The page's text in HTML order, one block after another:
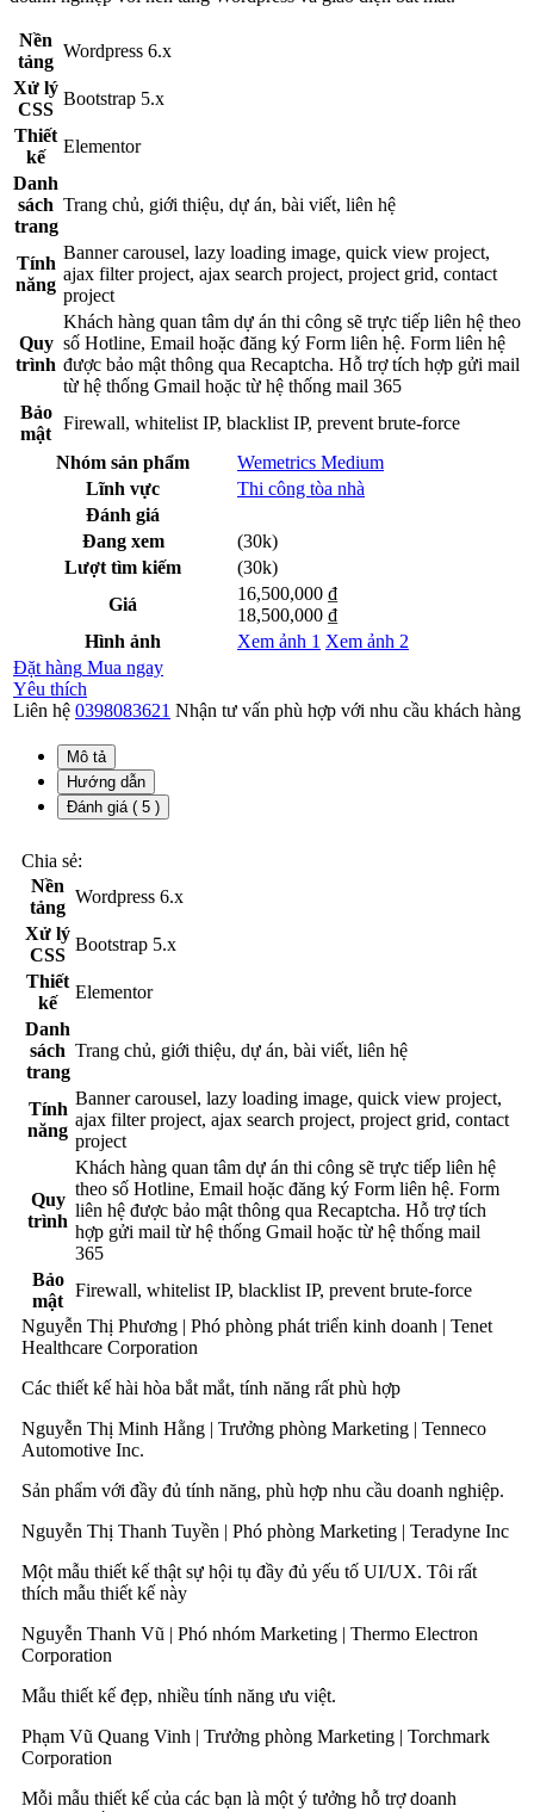
Nền
tảng
Wordpress 6.x
Xử lý
CSS
Bootstrap 5.x
Thiết
kế
Elementor
Danh
sách
trang
Trang chủ, giới thiệu, dự án, bài viết, liên hệ
Tính
năng
Banner carousel, lazy loading image, quick view project,
ajax filter project, ajax search project, project grid, contact
project
Quy
trình
Khách hàng quan tâm dự án thi công sẽ trực tiếp liên hệ theo
số Hotline, Email hoặc đăng ký Form liên hệ. Form liên hệ
được bảo mật thông qua Recaptcha. Hỗ trợ tích hợp gửi mail
từ hệ thống Gmail hoặc từ hệ thống mail 365
Bảo
mật
Firewall, whitelist IP, blacklist IP, prevent brute-force
Nhóm sản phẩm
Wemetrics Medium
Lĩnh vực
Thi công tòa nhà
Đánh giá
Đang xem
(30k)
Lượt tìm kiếm
(30k)
Giá
16,500,000 ₫
18,500,000 ₫
Hình ảnh
Xem ảnh 1 Xem ảnh 2
Đặt hàng Mua ngay
Yêu thích
Liên hệ 0398083621 Nhận tư vấn phù hợp với nhu cầu khách hàng
Mô tả
Hướng dẫn
Đánh giá ( 5 )
Chia sẻ:
Nền
tảng
Wordpress 6.x
Xử lý
CSS
Bootstrap 5.x
Thiết
kế
Elementor
Danh
sách
trang
Trang chủ, giới thiệu, dự án, bài viết, liên hệ
Tính
năng
Banner carousel, lazy loading image, quick view project,
ajax filter project, ajax search project, project grid, contact
project
Quy
trình
Khách hàng quan tâm dự án thi công sẽ trực tiếp liên hệ
theo số Hotline, Email hoặc đăng ký Form liên hệ. Form
liên hệ được bảo mật thông qua Recaptcha. Hỗ trợ tích
hợp gửi mail từ hệ thống Gmail hoặc từ hệ thống mail
365
Bảo
mật
Firewall, whitelist IP, blacklist IP, prevent brute-force
Nguyễn Thị Phương | Phó phòng phát triển kinh doanh | Tenet
Healthcare Corporation
Các thiết kế hài hòa bắt mắt, tính năng rất phù hợp
Nguyễn Thị Minh Hằng | Trưởng phòng Marketing | Tenneco
Automotive Inc.
Sản phẩm với đầy đủ tính năng, phù hợp nhu cầu doanh nghiệp.
Nguyễn Thị Thanh Tuyền | Phó phòng Marketing | Teradyne Inc
Một mẫu thiết kế thật sự hội tụ đầy đủ yếu tố UI/UX. Tôi rất
thích mẫu thiết kế này
Nguyễn Thanh Vũ | Phó nhóm Marketing | Thermo Electron
Corporation
Mẫu thiết kế đẹp, nhiều tính năng ưu việt.
Phạm Vũ Quang Vinh | Trưởng phòng Marketing | Torchmark
Corporation
Mỗi mẫu thiết kế của các bạn là một ý tưởng hỗ trợ doanh